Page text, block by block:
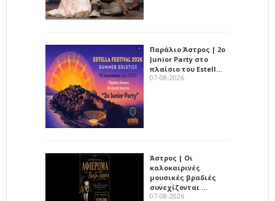
Παράλιο Άστρος | 2ο
Junior Party στο
πλαίσιο του Estell…
07-08-2026
Άστρος | Οι
καλοκαιρινές
μουσικές βραδιές
συνεχίζονται …
07-08-2026